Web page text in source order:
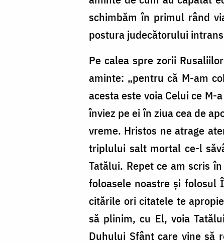
schimbăm în primul rând
postura judecătorului
Pe calea spre zorii
aminte: „pentru că M-am
acesta este voia Celui ce
înviez pe ei în ziua cea de
vreme. Hristos ne atrage
triplului salt mortal ce-l
Tatălui. Repet ce am scris
foloasele noastre și folosul
citările ori citatele te
să plinim, cu El, voia
Duhului Sfânt care vine să